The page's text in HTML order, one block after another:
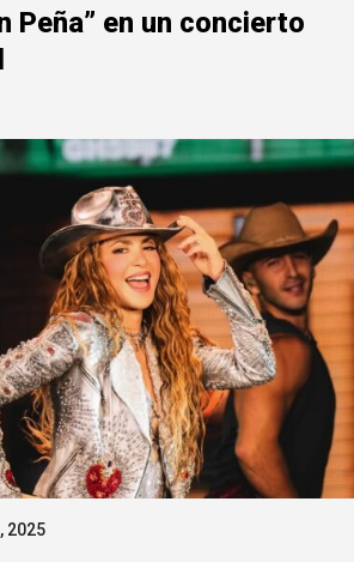
Peña” en un concierto
2025